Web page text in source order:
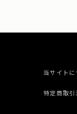
当サイトに
特定商取